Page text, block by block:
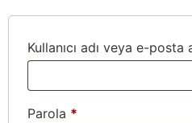
Kullanıcı adı veya e-posta
Parola *